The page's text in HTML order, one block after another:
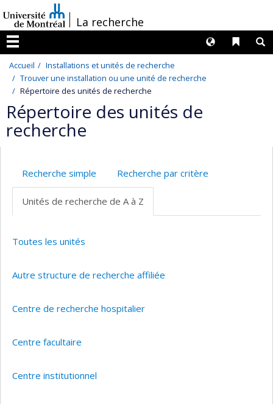
au
contenu
/La recherche
Menu
Liens
Langues
Accueil
Installations et unités de recherche
Trouver une installation ou une unité de recherche
Répertoire des unités de recherche
Répertoire des unités de
recherche
Recherche simple Recherche par critère
Unités de recherche de A à Z
Toutes les unités
Autre structure de recherche affiliée
Centre de recherche hospitalier
Centre facultaire
Centre institutionnel